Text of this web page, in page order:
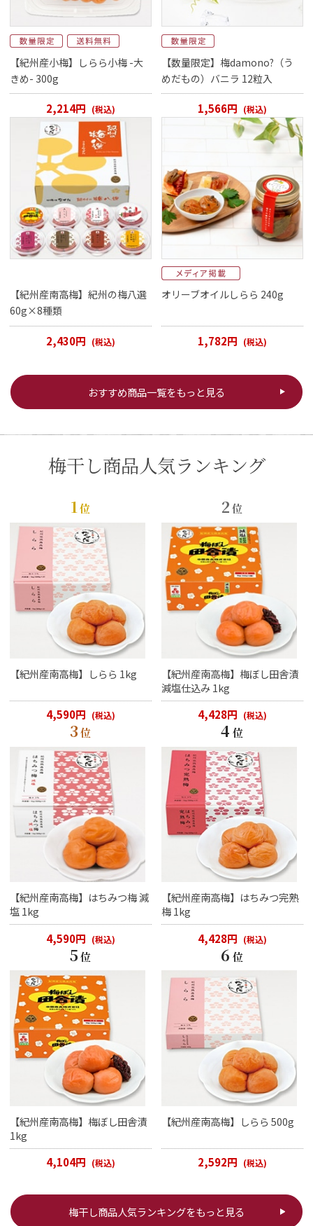
【紀州産小梅】しらら小梅 -大
きめ- 300g
2,214円 (税込)
【数量限定】梅damono?（う
めだもの）バニラ 12粒入
1,566円 (税込)
【紀州産南高梅】紀州の梅八選
60g×8種類
2,430円 (税込)
オリーブオイルしらら 240g
1,782円 (税込)
おすすめ商品一覧をもっと見る
梅干し商品人気ランキング
1位
【紀州産南高梅】しらら 1kg
4,590円 (税込)
2位
【紀州産南高梅】梅ぼし田舎漬
減塩仕込み 1kg
4,428円 (税込)
3位
【紀州産南高梅】はちみつ梅 減
塩 1kg
4,590円 (税込)
4 位
【紀州産南高梅】はちみつ完熟
梅 1kg
4,428円 (税込)
5位
【紀州産南高梅】梅ぼし田舎漬
1kg
4,104円 (税込)
6 位
【紀州産南高梅】しらら 500g
2,592円 (税込)
梅干し商品人気ランキングをもっと見る